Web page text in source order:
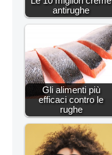
antirughe
Gli alimenti più
efficaci contro le
rughe